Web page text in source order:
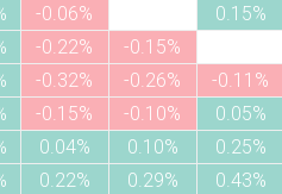
-0.06% 0.15%
-0.22% -0.15%
-0.32% -0.26% -0.11%
-0.15% -0.10% 0.05%
0.04% 0.10% 0.25%
0.22% 0.29% 0.43%